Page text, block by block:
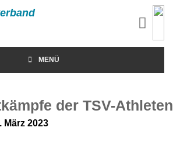
MENÜ
der TSV-
März 2023